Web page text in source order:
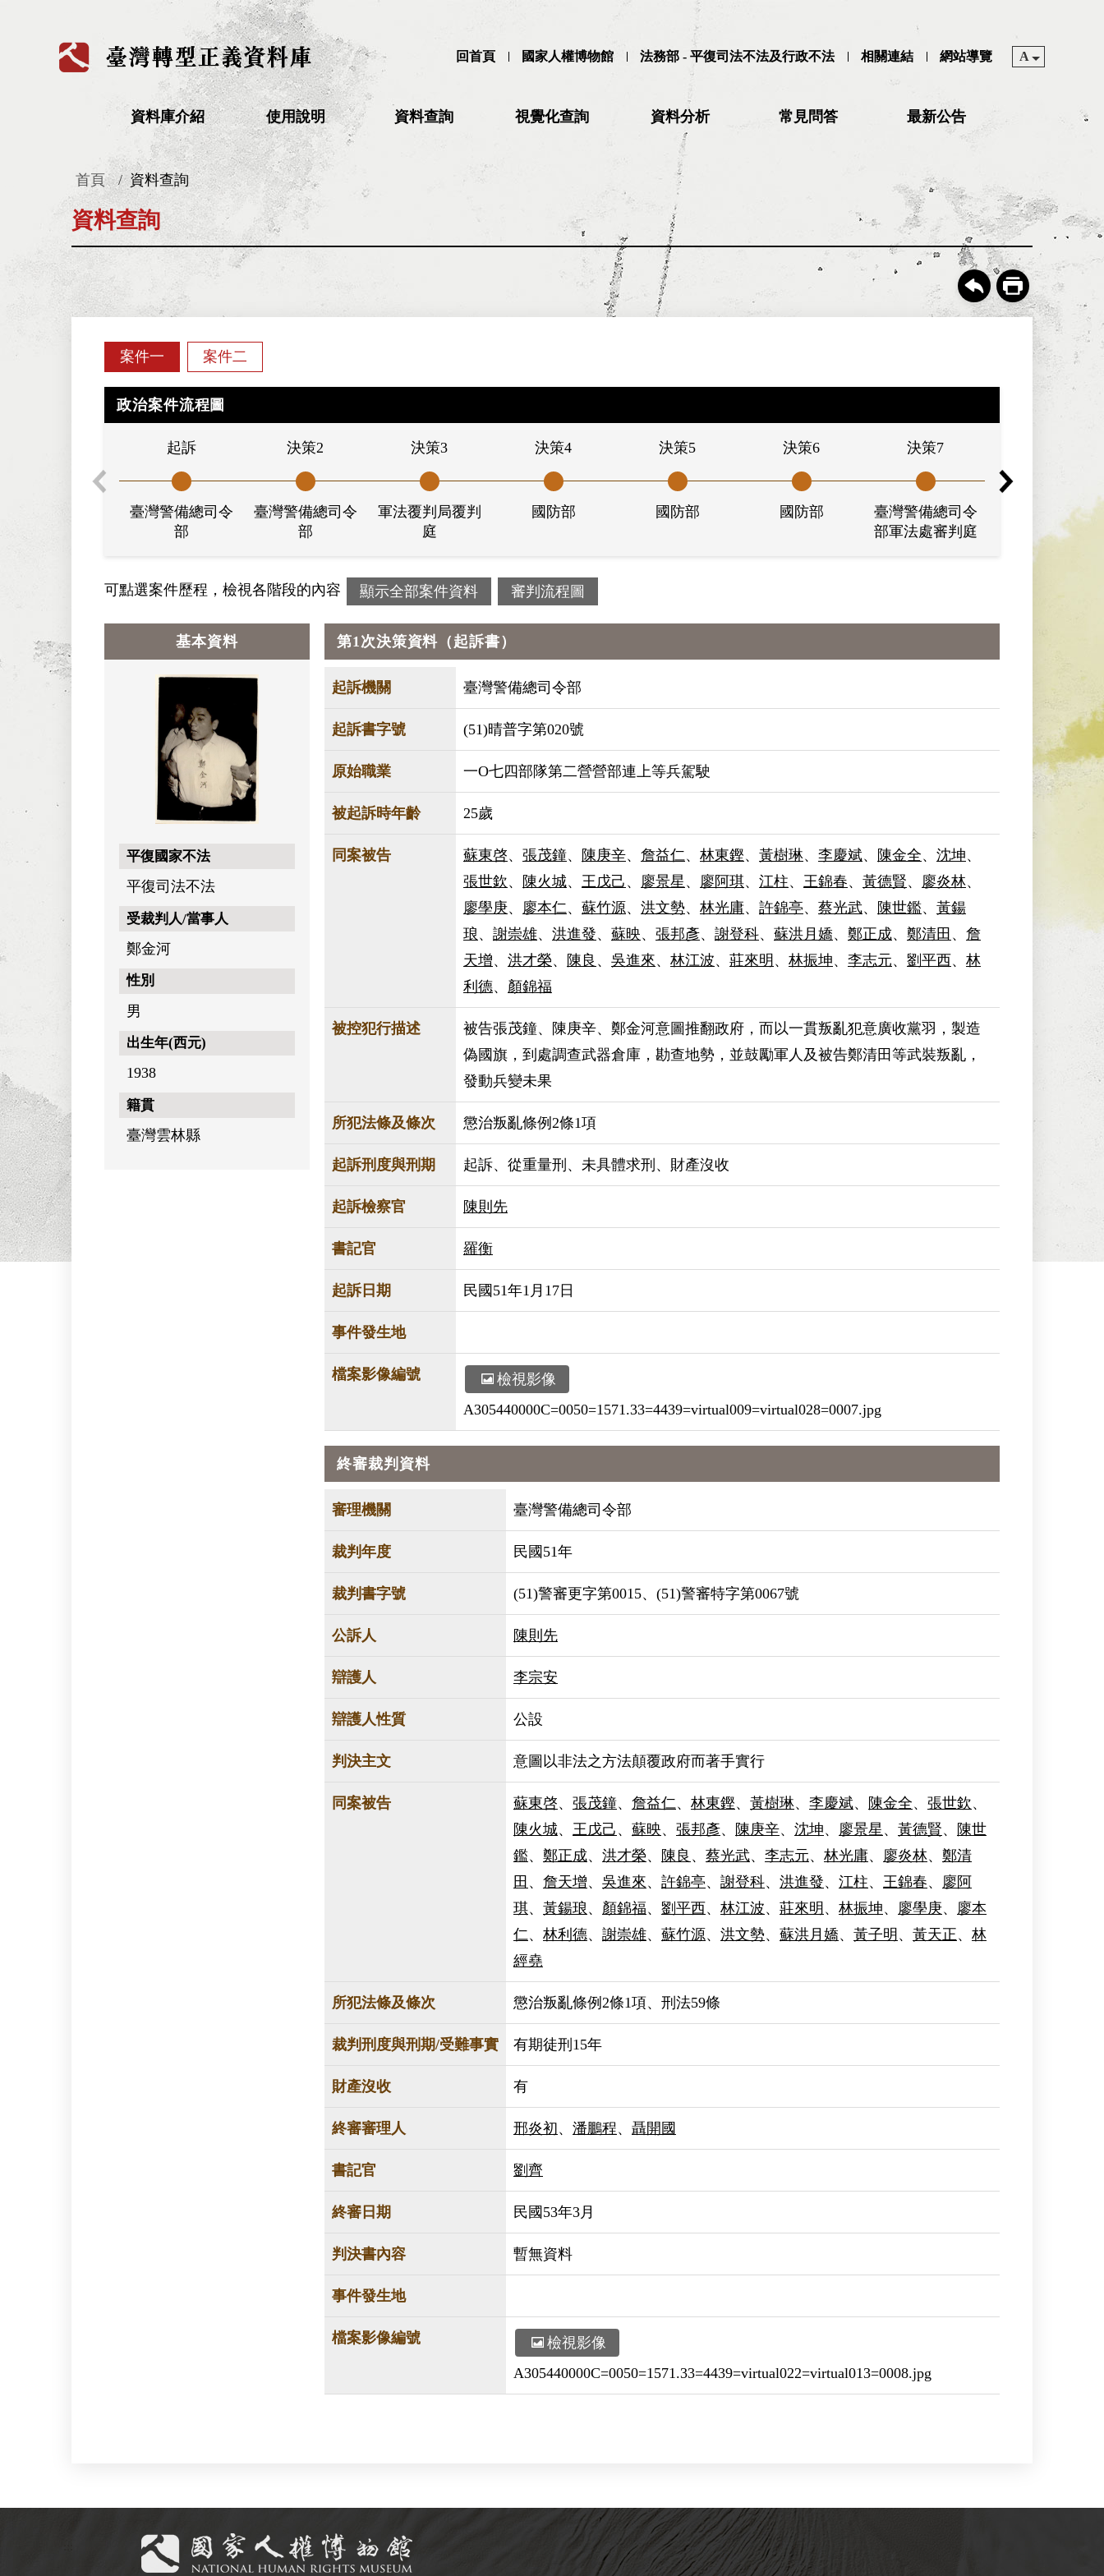
回首頁 國家人權博物館 法務部 - 平復司法不法及行政不法 相關連結 網站導覽 A
資料庫介紹 使用說明 資料查詢 視覺化查詢 資料分析 常見問答 最新公告
首頁 資料查詢
資料查詢
案件一 案件二
政治案件流程圖
起訴
臺灣警備總司令
部
決策2
臺灣警備總司令
部
決策3
軍法覆判局覆判
庭
決策4
國防部
決策5
國防部
決策6
國防部
決策7
臺灣警備總司令
部軍法處審判庭
臺灣警備總司令
部
可點選案件歷程，檢視各階段的內容 顯示全部案件資料 審判流程圖
基本資料
平復國家不法
平復司法不法
受裁判人/當事人
鄭金河
性別
男
出生年(西元)
1938
籍貫
臺灣雲林縣
第1次決策資料（起訴書）
起訴機關 臺灣警備總司令部
起訴書字號 (51)晴普字第020號
原始職業 一O七四部隊第二營營部連上等兵駕駛
被起訴時年齡 25歲
同案被告 蘇東啓、 張茂鐘、 陳庚辛、 詹益仁、 林東鏗、 黃樹琳、 李慶斌、 陳金全、 沈坤、
張世欽、 陳火城、 王戊己 、 廖景星 、 廖阿琪、 江柱、 王錦春、 黃德賢、 廖炎林、
廖學庚、 廖本仁、 蘇竹源、 洪文勢、 林光庸、 許錦亭、 蔡光武、 陳世鑑、 黃鍚
琅 、 謝崇雄、 洪進發、 蘇映、 張邦彥、 謝登科、 蘇洪月嬌、 鄭正成、 鄭清田 、 詹
天增、 洪才榮、 陳良 、 吳進來、 林江波、 莊來明 、 林振坤、 李志元、 劉平西、 林
利德、 顏錦福
被控犯行描述
被告張茂鐘、陳庚辛、鄭金河意圖推翻政府，而以一貫叛亂犯意廣收黨羽，製造
偽國旗，到處調查武器倉庫，勘查地勢，並鼓勵軍人及被告鄭清田等武裝叛亂，
發動兵變未果
所犯法條及條次 懲治叛亂條例2條1項
起訴刑度與刑期 起訴、從重量刑、未具體求刑、財產沒收
起訴檢察官 陳則先
書記官 羅衡
起訴日期 民國51年1月17日
事件發生地
檔案影像編號
檢視影像
A305440000C=0050=1571.33=4439=virtual009=virtual028=0007.jpg
終審裁判資料
審理機關 臺灣警備總司令部
裁判年度 民國51年
裁判書字號 (51)警審更字第0015、(51)警審特字第0067號
公訴人 陳則先
辯護人 李宗安
辯護人性質 公設
判決主文 意圖以非法之方法顛覆政府而著手實行
同案被告 蘇東啓、 張茂鐘、 詹益仁、 林東鏗、 黃樹琳、 李慶斌、 陳金全、 張世欽、
陳火城、 王戊己 、 蘇映、 張邦彥、 陳庚辛、 沈坤、 廖景星 、 黃德賢、
陳世
鑑、 鄭正成、 洪才榮、 陳良 、 蔡光武、 李志元、 林光庸、 廖炎林、 鄭清
田 、 詹天增、 吳進來、 許錦亭、 謝登科、 洪進發、 江柱、 王錦春、 廖阿
琪、 黃鍚琅 、 顏錦福、 劉平西、 林江波、 莊來明 、 林振坤、 廖學庚、 廖本
仁、 林利德、 謝崇雄、 蘇竹源、 洪文勢、 蘇洪月嬌、 黃子明 、 黃天正、 林
經堯
所犯法條及條次 懲治叛亂條例2條1項、刑法59條
裁判刑度與刑期/受難事實 有期徒刑15年
財產沒收 有
終審審理人 邢炎初 、 潘鵬程、 聶開國
書記官 劉齊
終審日期 民國53年3月
判決書內容 暫無資料
事件發生地
檔案影像編號
檢視影像
A305440000C=0050=1571.33=4439=virtual022=virtual013=0008.jpg